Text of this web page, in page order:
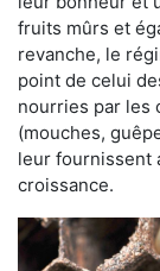
fruits mûrs et
revanche, le
point de celui
nourries par les
(mouches,
leur fournissent
croissance.